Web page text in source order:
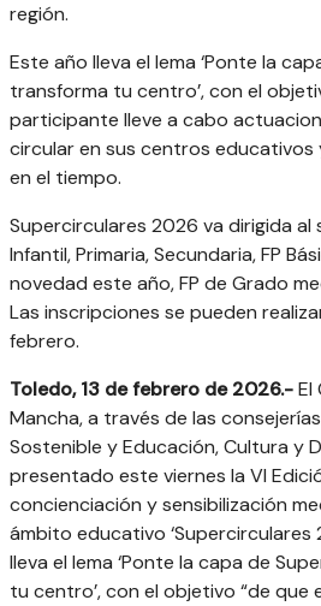
región.
Este año lleva el lema ‘Ponte la
transforma tu centro’, con el
participante lleve a cabo
circular en sus centros educativos
en el tiempo.
Supercirculares 2026 va dirigida al
Infantil, Primaria, Secundaria, FP
novedad este año, FP de Grado
Las inscripciones se pueden
febrero.
Toledo, 13 de febrero de 2026.-El
Mancha, a través de las
Sostenible y Educación, Cultura y
presentado este viernes la VI
concienciación y sensibilización
ámbito educativo ‘Supercirculares
lleva el lema ‘Ponte la capa de
tu centro’, con el objetivo “de que